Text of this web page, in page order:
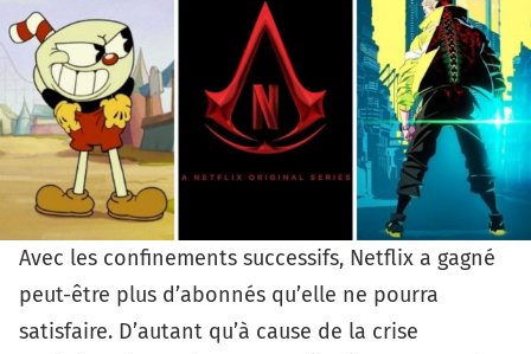
Avec les confinements successifs, Netflix a gagné
peut-être plus d’abonnés qu’elle ne pourra
satisfaire. D’autant qu’à cause de la crise
sites
MODE